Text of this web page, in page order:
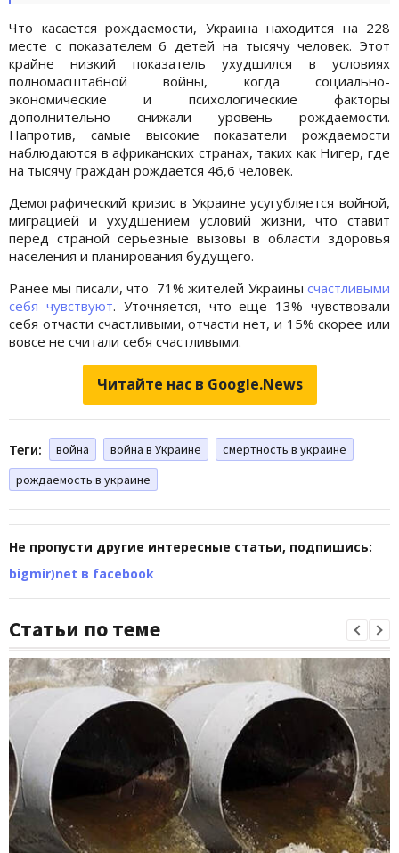
Что касается рождаемости, Украина находится на 228
месте с показателем 6 детей на тысячу человек. Этот
крайне низкий показатель ухудшился в условиях
полномасштабной войны, когда социально-
экономические и психологические факторы
дополнительно снижали уровень рождаемости.
Напротив, самые высокие показатели рождаемости
наблюдаются в африканских странах, таких как Нигер, где
на тысячу граждан рождается 46,6 человек.
Демографический кризис в Украине усугубляется войной,
миграцией и ухудшением условий жизни, что ставит
перед страной серьезные вызовы в области здоровья
населения и планирования будущего.
Ранее мы писали, что 71% жителей Украины счастливыми
себя чувствуют. Уточняется, что еще 13% чувствовали
себя отчасти счастливыми, отчасти нет, и 15% скорее или
вовсе не считали себя счастливыми.
Читайте нас в Google.News
Теги: война война в Украине
смертность в украине
рождаемость в украине
Не пропусти другие интересные статьи, подпишись:
bigmir)net в facebook
Статьи по теме